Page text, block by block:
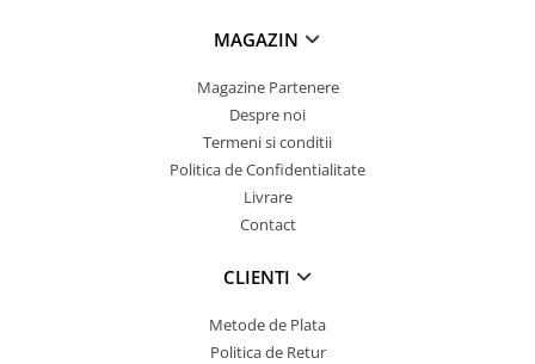
MAGAZIN
Magazine Partenere
Despre noi
Termeni si conditii
Politica de Confidentialitate
Livrare
Contact
CLIENTI
Metode de Plata
Politica de Retur